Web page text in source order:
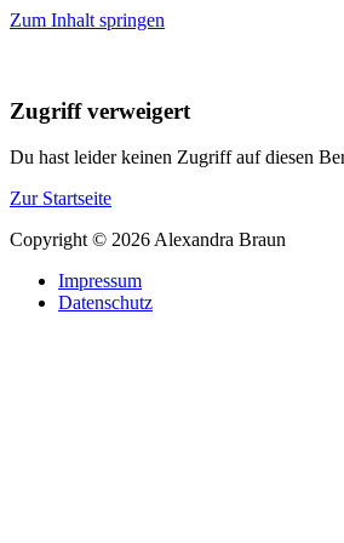
Zum Inhalt springen
Zugriff verweigert
Du hast leider keinen Zugriff auf diesen
Zur Startseite
Copyright © 2026 Alexandra Braun
Impressum
Datenschutz